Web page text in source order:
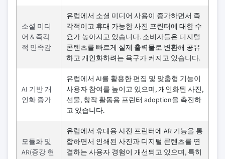
소셜 미디
어 & 즉각
적 만족감
유럽에서 소셜 미디어 사용이 증가하면서 즉
각적이고 휴대 가능한 사진 프린터에 대한 수
요가 높아지고 있습니다. 소비자들은 디지털
콘텐츠를 빠르게 실제 출력물로 변환해 공유
하고 개인화하려는 욕구가 커지고 있습니다.
AI 기반 개
인화 증가
유럽에서 AI를 활용한 편집 및 맞춤형 기능이
사용자 참여를 높이고 있으며, 개인화된 사진,
선물, 창작 활동용 프린터 adoption을 촉진하
고 있습니다.
모듈화 및
AR(증강 현
유럽에서 휴대용 사진 프린터에 AR 기능을 통
합하면서 인쇄된 사진과 디지털 콘텐츠를 연
결하는 사용자 경험이 개선되고 있으며, 특히